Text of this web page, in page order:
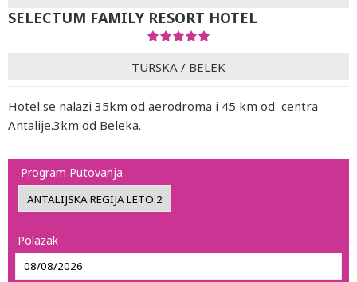
SELECTUM FAMILY RESORT HOTEL
TURSKA / BELEK
Hotel se nalazi 35km od aerodroma i 45 km od centra
Antalije.3km od Beleka.
Program Putovanja
Polazak